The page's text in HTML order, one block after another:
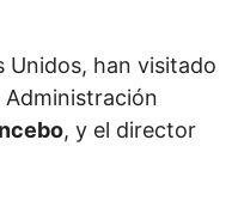
Unidos, han visitado
Administración
, y el director